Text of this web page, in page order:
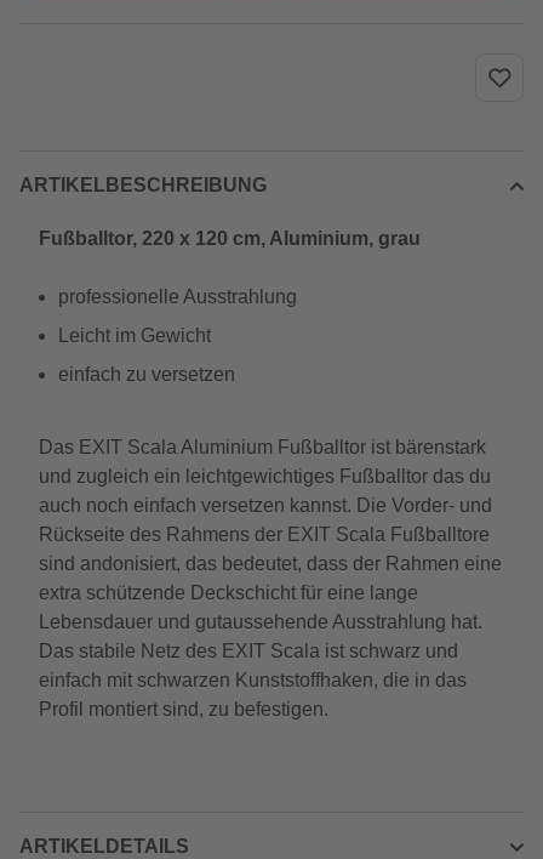
ARTIKELBESCHREIBUNG
Fußballtor, 220 x 120 cm, Aluminium, grau
professionelle Ausstrahlung
Leicht im Gewicht
einfach zu versetzen
Das EXIT Scala Aluminium Fußballtor ist bärenstark
und zugleich ein leichtgewichtiges Fußballtor das du
auch noch einfach versetzen kannst. Die Vorder- und
Rückseite des Rahmens der EXIT Scala Fußballtore
sind andonisiert, das bedeutet, dass der Rahmen eine
extra schützende Deckschicht für eine lange
Lebensdauer und gutaussehende Ausstrahlung hat.
Das stabile Netz des EXIT Scala ist schwarz und
einfach mit schwarzen Kunststoffhaken, die in das
Profil montiert sind, zu befestigen.
ARTIKELDETAILS